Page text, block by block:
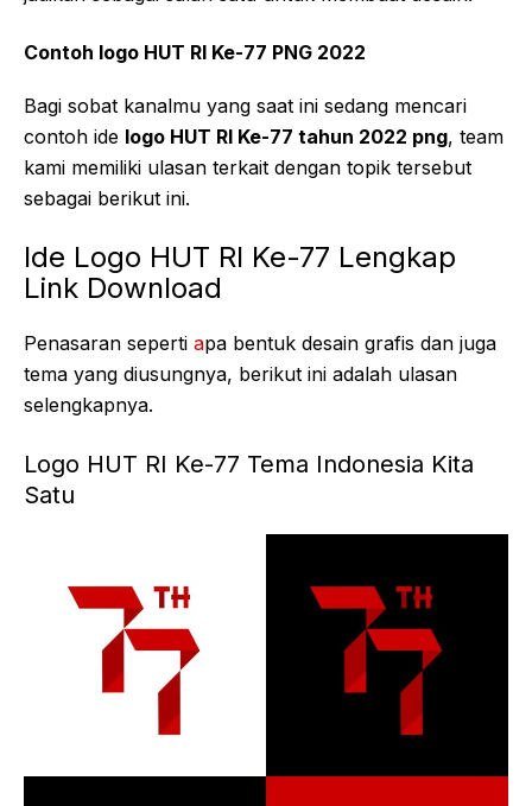
Contoh logo HUT RI Ke-77 PNG 2022
Bagi sobat kanalmu yang saat ini sedang mencari
contoh ide logo HUT RI Ke-77 tahun 2022 png, team
kami memiliki ulasan terkait dengan topik tersebut
sebagai berikut ini.
Ide Logo HUT RI Ke-77 Lengkap
Link Download
Penasaran seperti apa bentuk desain grafis dan juga
tema yang diusungnya, berikut ini adalah ulasan
selengkapnya.
Logo HUT RI Ke-77 Tema Indonesia Kita
Satu